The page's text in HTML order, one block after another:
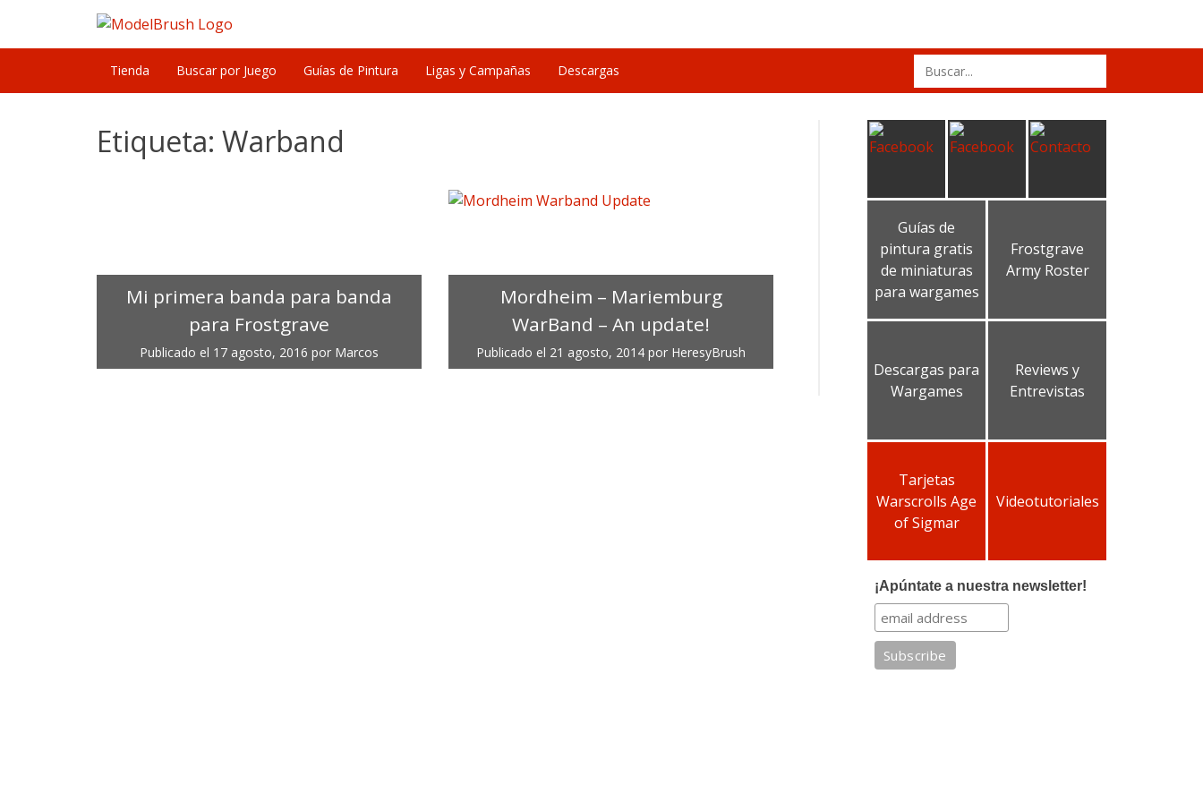
content
Tienda Buscar por Juego Guías de Pintura Ligas y Campañas Descargas
Search
for:
Etiqueta: Warband
Mi primera banda para banda
para Frostgrave
Publicado el 17 agosto, 2016 por Marcos
Mordheim – Mariemburg
WarBand – An update!
Publicado el 21 agosto, 2014 por HeresyBrush
Guías de
pintura gratis
de miniaturas
para wargames
Frostgrave
Army Roster
Descargas para
Wargames
Reviews y
Entrevistas
Tarjetas
Warscrolls Age
of Sigmar
Videotutoriales
¡Apúntate a nuestra newsletter!